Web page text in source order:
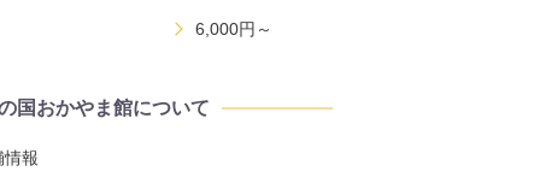
6,000円～
国おかやま館について
情報